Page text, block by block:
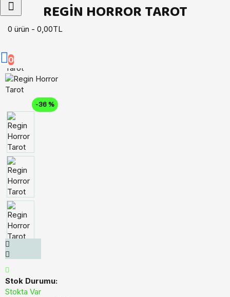
0 ürün - 0,00TL
0
REGIN HORROR TAROT
-36 %
Stok Durumu:
Stokta Var